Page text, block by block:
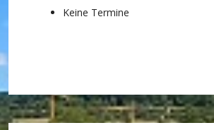
Keine Termine